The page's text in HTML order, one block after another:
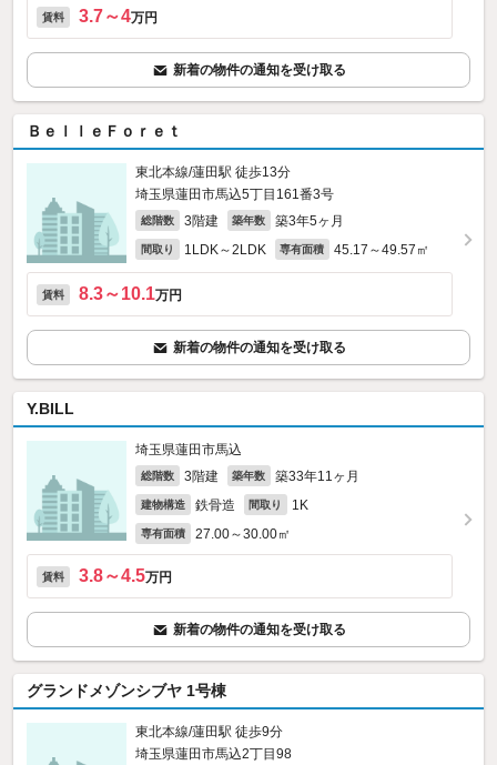
賃料 3.7～4万円
新着の物件の通知を受け取る
ＢｅｌｌｅＦｏｒｅｔ
東北本線/蓮田駅 徒歩13分
埼玉県蓮田市馬込5丁目161番3号
総階数 3階建 築年数 築3年5ヶ月
間取り 1LDK～2LDK 専有面積 45.17～49.57㎡
賃料 8.3～10.1万円
新着の物件の通知を受け取る
Y.BILL
埼玉県蓮田市馬込
総階数 3階建 築年数 築33年11ヶ月
建物構造 鉄骨造 間取り 1K
専有面積 27.00～30.00㎡
賃料 3.8～4.5万円
新着の物件の通知を受け取る
グランドメゾンシブヤ 1号棟
東北本線/蓮田駅 徒歩9分
埼玉県蓮田市馬込2丁目98